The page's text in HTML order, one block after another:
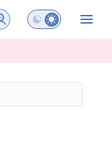
Preklopi barvni